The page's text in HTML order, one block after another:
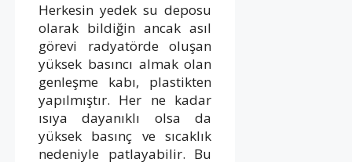
Herkesin yedek su deposu
olarak bildiğin ancak asıl
görevi radyatörde oluşan
yüksek basıncı almak olan
genleşme kabı, plastikten
yapılmıştır. Her ne kadar
ısıya dayanıklı olsa da
yüksek basınç ve sıcaklık
nedeniyle patlayabilir. Bu